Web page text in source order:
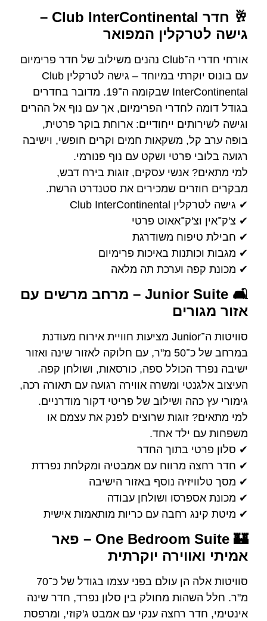
🥂 חדר Club InterContinental –
גישה לטרקלין המפואר
אורחי חדרי ה־Club נהנים משילוב של חדר פרימיום
עם בונוס יוקרתי במיוחד – גישה לטרקלין Club
InterContinental שבקומה ה־19. מדובר בחדרים
בגודל דומה לחדרי הפרימיום, אך עם נוף אל ההרים
וגישה לשירותים ייחודיים: ארוחת בוקר פרטית,
בופה ערב קל, משקאות חמים וקרים חופשי, וישיבה
רגועה בלובי פרטי ושקט עם נוף פנורמי.
למי מתאים? אנשי עסקים, זוגות בירח דבש,
מבקרים חוזרים שמכירים את סטנדרט הרשת.
✔ גישה לטרקלין Club InterContinental
✔ צ'ק־אין וצ'ק־אאוט פרטי
✔ חבילת טיפוח משודרגת
✔ מגבות וכותנות באיכות פרימיום
✔ מכונת קפה וערכת תה מלאה
🛋️ Junior Suite – מרחב מרשים עם
אזור מגורים
סוויטות ה־Junior מציעות חוויית אירוח מעודנת
במרחב של כ־50 מ"ר, עם חלוקה לאזור שינה ואזור
ישיבה נפרד הכולל ספה, כורסאות, ושולחן קפה.
העיצוב אלגנטי ומשרה אווירה רגועה עם תאורה רכה,
גימורי עץ כהה ושילוב של פריטי דקור מודרניים.
למי מתאים? זוגות שרוצים לפנק את עצמם או
משפחות עם ילד אחד.
✔ סלון פרטי בתוך החדר
✔ חדר רחצה מרווח עם אמבטיה ומקלחת נפרדת
✔ מסך טלוויזיה נוסף באזור הישיבה
✔ מכונת אספרסו ושולחן עבודה
✔ מיטת קינג רחבה עם כריות מותאמות אישית
🏰 One Bedroom Suite – פאר
אמיתי ואווירה יוקרתית
סוויטות אלה הן עולם בפני עצמו בגודל של כ־70
מ"ר. חלל השהות מחולק בין סלון נפרד, חדר שינה
אינטימי, חדר רחצה ענקי עם אמבט ג'קוזי, ומרפסת